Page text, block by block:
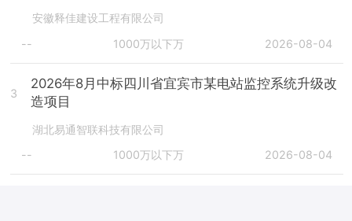
安徽释佳建设工程有限公司
--
1000万以下万 2026-08-04
3
2026年8月中标四川省宜宾市某电站监控系统升级改
造项目
湖北易通智联科技有限公司
--
1000万以下万 2026-08-04